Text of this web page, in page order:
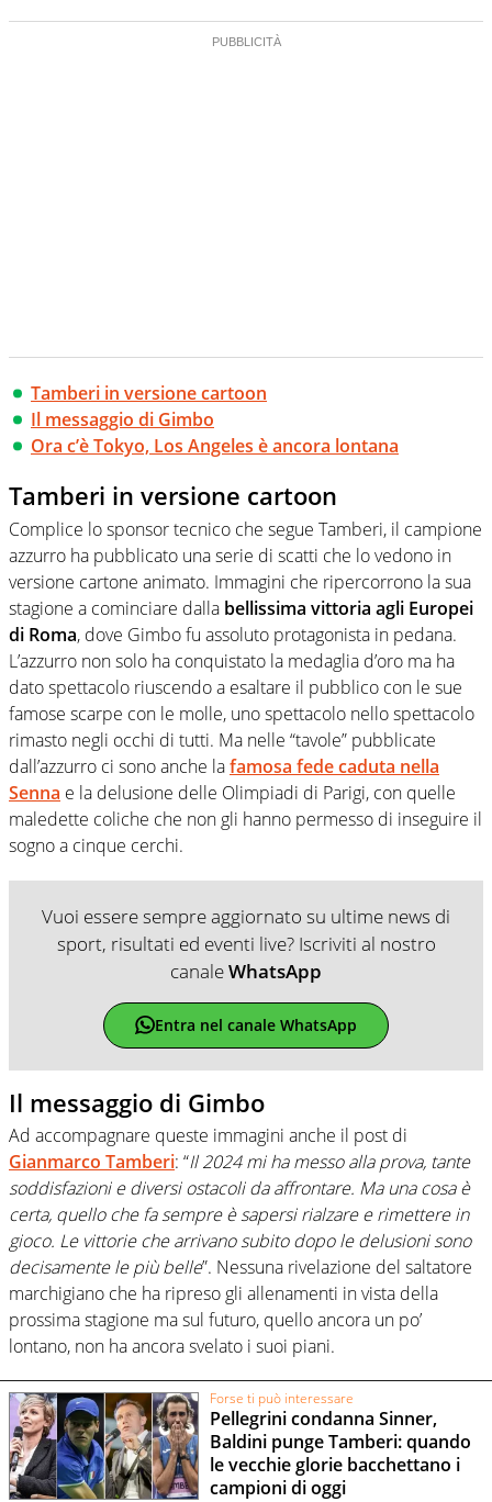
Tamberi in versione cartoon
Il messaggio di Gimbo
Ora c’è Tokyo, Los Angeles è ancora lontana
Tamberi in versione cartoon
Complice lo sponsor tecnico che segue Tamberi, il campione
azzurro ha pubblicato una serie di scatti che lo vedono in
versione cartone animato. Immagini che ripercorrono la sua
stagione a cominciare dalla bellissima vittoria agli Europei
di Roma, dove Gimbo fu assoluto protagonista in pedana.
L’azzurro non solo ha conquistato la medaglia d’oro ma ha
dato spettacolo riuscendo a esaltare il pubblico con le sue
famose scarpe con le molle, uno spettacolo nello spettacolo
rimasto negli occhi di tutti. Ma nelle “tavole” pubblicate
dall’azzurro ci sono anche lafamosa fede caduta nella
Senna e la delusione delle Olimpiadi di Parigi, con quelle
maledette coliche che non gli hanno permesso di inseguire il
sogno a cinque cerchi.
Vuoi essere sempre aggiornato su ultime news di
sport, risultati ed eventi live? Iscriviti al nostro
canaleWhatsApp
Entra nel canale WhatsApp
Il messaggio di Gimbo
Ad accompagnare queste immagini anche il post di
Gianmarco Tamberi: “Il 2024 mi ha messo alla prova, tante
soddisfazioni e diversi ostacoli da affrontare. Ma una cosa è
certa, quello che fa sempre è sapersi rialzare e rimettere in
gioco. Le vittorie che arrivano subito dopo le delusioni sono
decisamente le più belle”. Nessuna rivelazione del saltatore
marchigiano che ha ripreso gli allenamenti in vista della
prossima stagione ma sul futuro, quello ancora un po’
lontano, non ha ancora svelato i suoi piani.
Forse ti può interessare
Pellegrini condanna Sinner,
Baldini punge Tamberi: quando
le vecchie glorie bacchettano i
campioni di oggi